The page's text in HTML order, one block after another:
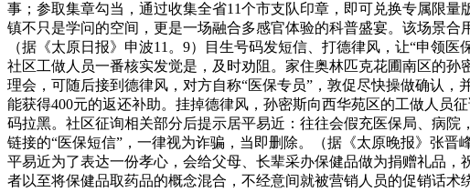
事；参取集章勾当，通过收集全省11个市支队印章，即可兑换专属限
镇不只是学问的空间，更是一场融合多感官体验的科普盛宴。该场景
（据《太原日报》申波11。9）目生号码发短信、打德律风，让“申领
社区工做人员一番核实发觉是，及时劝阻。家住奥林匹克花圃南区的
理会，可随后接到德律风，对方自称“医保专员”，敦促尽快操做确认
能获得400元的返还补助。挂掉德律风，孙密斯向西华苑区的工做人员
码拉黑。社区征询相关部分后提示居平易近：往往会假充医保局、病
链接的“医保短信”，一律视为诈骗，当即删除。（据《太原晚报》张
平易近为了表达一份孝心，会给父母、长辈采办保健品做为捐赠礼品
者以至将保健品取药品的概念混合，不经意间就被营销人员的促销话